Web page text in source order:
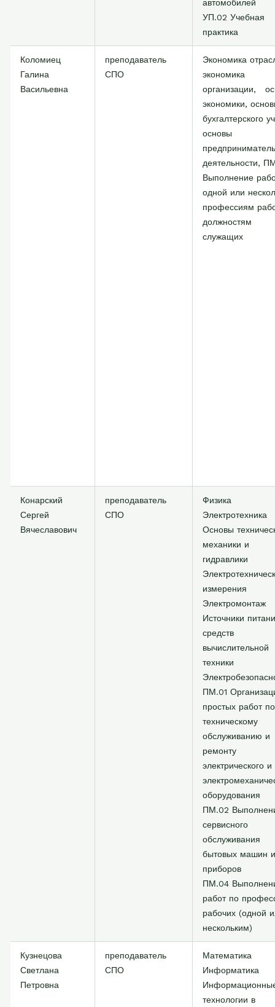
автомобилей
УП.02 Учебная
практика
Коломиец
Галина
Васильевна
преподаватель
СПО
Экономика
экономика
организации,
экономики,
бухгалтерского
основы
деятельности,
Выполнение
одной или
профессиям
должностям
служащих
Конарский
Сергей
Вячеславович
преподаватель
СПО
Физика
Электротехника
Основы
механики и
гидравлики
измерения
Электромонтаж
Источники
средств
вычислительной
техники
ПМ.01
простых работ по
техническому
обслуживанию и
ремонту
электрического и
оборудования
ПМ.02
сервисного
обслуживания
бытовых машин и
приборов
ПМ.04
работ по
рабочих (одной
нескольким)
Кузнецова
Светлана
Петровна
преподаватель
СПО
Математика
Информатика
технологии в